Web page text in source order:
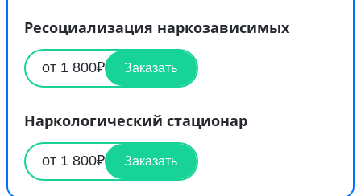
Ресоциализация наркозависимых
от 1 800₽ Заказать
Наркологический стационар
от 1 800₽ Заказать